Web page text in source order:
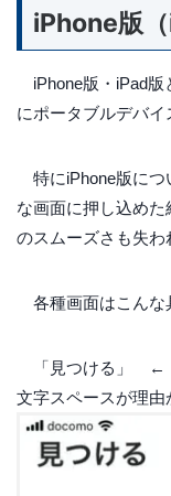
iPhone版（
iPhone版・iPad版
にポータブルデバイ
特にiPhone版につ
な画面に押し込め
のスムーズさも失わ
各種画面はこんな
「見つける」 ←「
文字スペースが理